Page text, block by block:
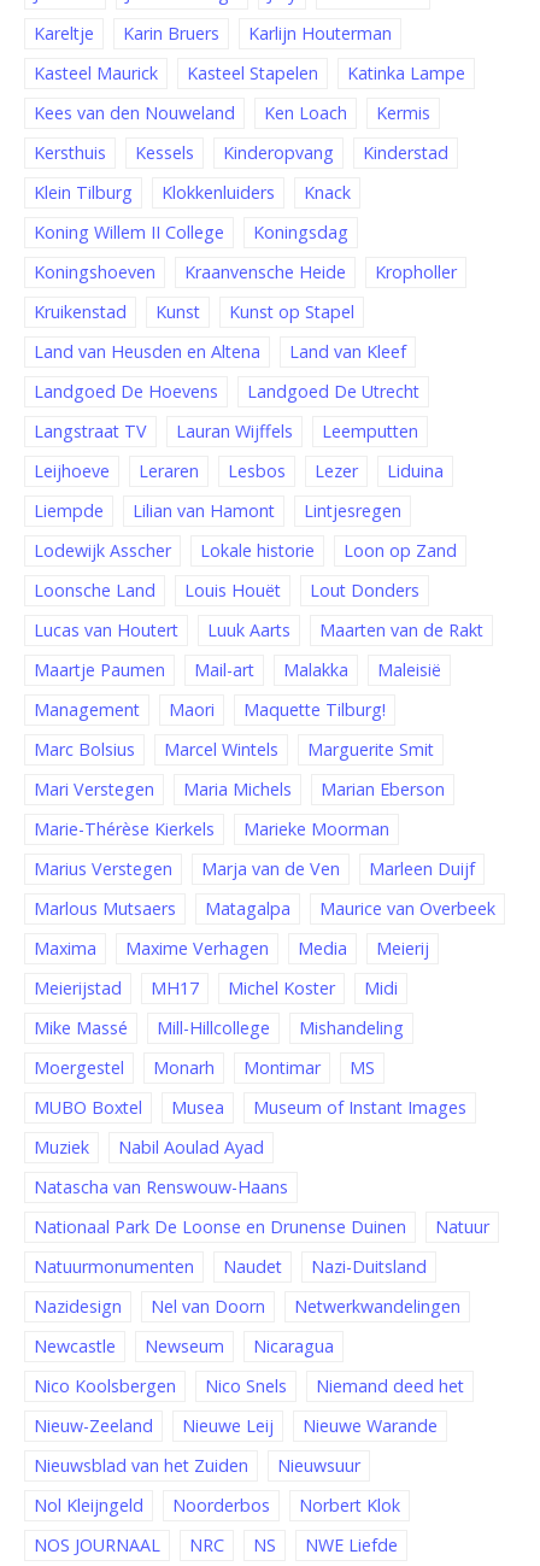
Kareltje
Karin Bruers
Karlijn Houterman
Kasteel Maurick
Kasteel Stapelen
Katinka Lampe
Kees van den Nouweland
Ken Loach
Kermis
Kersthuis
Kessels Kinderopvang
Kinderstad
Klein Tilburg
Klokkenluiders
Knack
Koning Willem II College
Koningsdag
Koningshoeven
Kraanvensche Heide
Kropholler
Kruikenstad
Kunst
Kunst op Stapel
Land van Heusden en Altena
Land van Kleef
Landgoed De Hoevens
Landgoed De Utrecht
Langstraat TV
Lauran Wijffels
Leemputten
Leijhoeve
Leraren Lesbos Lezer
Liduina
Liempde
Lilian van Hamont
Lintjesregen
Lodewijk Asscher
Lokale historie
Loon op Zand
Loonsche Land
Louis Houët
Lout Donders
Lucas van Houtert
Luuk Aarts
Maarten van de Rakt
Maartje Paumen
Mail-art Malakka
Maleisië
Management
Maori
Maquette Tilburg!
Marc Bolsius
Marcel Wintels
Marguerite Smit
Mari Verstegen
Maria Michels
Marian Eberson
Marie-Thérèse Kierkels
Marieke Moorman
Marius Verstegen
Marja van de Ven
Marleen Duijf
Marlous Mutsaers
Matagalpa
Maurice van Overbeek
Maxima
Maxime Verhagen Media
Meierij
Meierijstad
MH17 Michel Koster
Midi
Mike Massé
Mill-Hillcollege
Mishandeling
Moergestel
Monarh Montimar
MS
MUBO Boxtel
Musea
Museum of Instant Images
Muziek
Nabil Aoulad Ayad
Natascha van Renswouw-Haans
Nationaal Park De Loonse en Drunense Duinen
Natuur
Natuurmonumenten
Naudet
Nazi-Duitsland
Nazidesign
Nel van Doorn
Netwerkwandelingen
Newcastle
Newseum
Nicaragua
Nico Koolsbergen
Nico Snels
Niemand deed het
Nieuw-Zeeland
Nieuwe Leij
Nieuwe Warande
Nieuwsblad van het Zuiden
Nieuwsuur
Nol Kleijngeld
Noorderbos
Norbert Klok
NOS JOURNAAL
NRC NS
NWE Liefde